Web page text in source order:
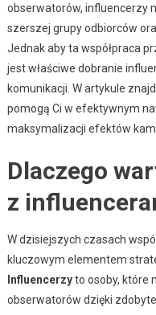
obserwatorów, influencerzy
szerszej grupy odbiorców
Jednak aby ta współpraca
jest właściwe dobranie
komunikacji. W artykule
pomogą Ci w efektywnym
maksymalizacji efektów
Dlaczego
z
W dzisiejszych czasach
kluczowym elementem
Influencerzyto osoby, które
obserwatorów dzięki